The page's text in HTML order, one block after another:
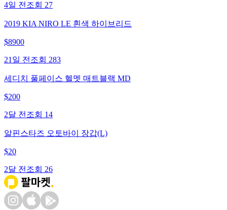
4일 전 조회 27
2019 KIA NIRO LE 흰색 하이브리드
$8900
21일 전 조회 283
세디치 풀페이스 헬멧 매트블랙 MD
$200
2달 전 조회 14
알핀스타즈 오토바이 장갑(L)
$20
2달 전 조회 26